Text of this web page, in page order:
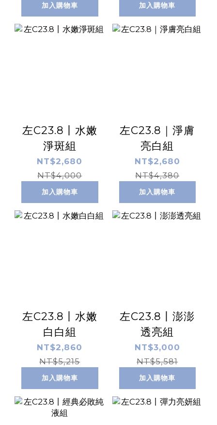
加入購物車 加入購物車
左C23.8丨水嫩
淨斑組
NT$2,680
NT$4,000
加入購物車
左C23.8｜淨膚
亮白組
NT$2,680
NT$4,380
加入購物車
左C23.8丨水嫩
白白組
NT$2,860
NT$5,215
加入購物車
左C23.8丨澎澎
透亮組
NT$3,000
NT$5,581
加入購物車